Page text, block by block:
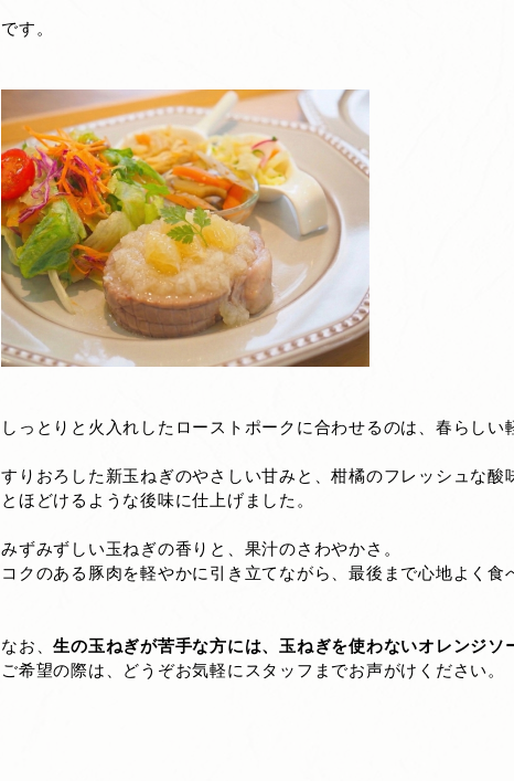
です。
しっとりと火入れしたローストポークに合わせるのは、春らしい
すりおろした新玉ねぎのやさしい甘みと、柑橘のフレッシュな酸
とほどけるような後味に仕上げました。
みずみずしい玉ねぎの香りと、果汁のさわやかさ。
コクのある豚肉を軽やかに引き立てながら、最後まで心地よく食
なお、生の玉ねぎが苦手な方には、玉ねぎを使わないオレンジソ
ご希望の際は、どうぞお気軽にスタッフまでお声がけください。